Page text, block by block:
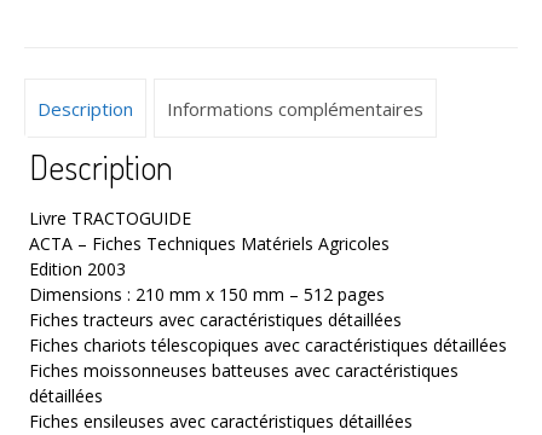
Description Informations complémentaires
Description
Livre TRACTOGUIDE
ACTA – Fiches Techniques Matériels Agricoles
Edition 2003
Dimensions : 210 mm x 150 mm – 512 pages
Fiches tracteurs avec caractéristiques détaillées
Fiches chariots télescopiques avec caractéristiques détaillées
Fiches moissonneuses batteuses avec caractéristiques
détaillées
Fiches ensileuses avec caractéristiques détaillées